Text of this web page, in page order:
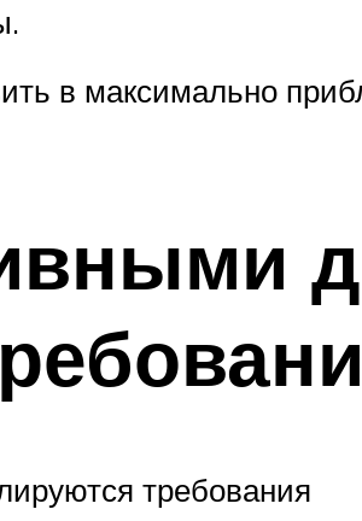
в максимально
требования